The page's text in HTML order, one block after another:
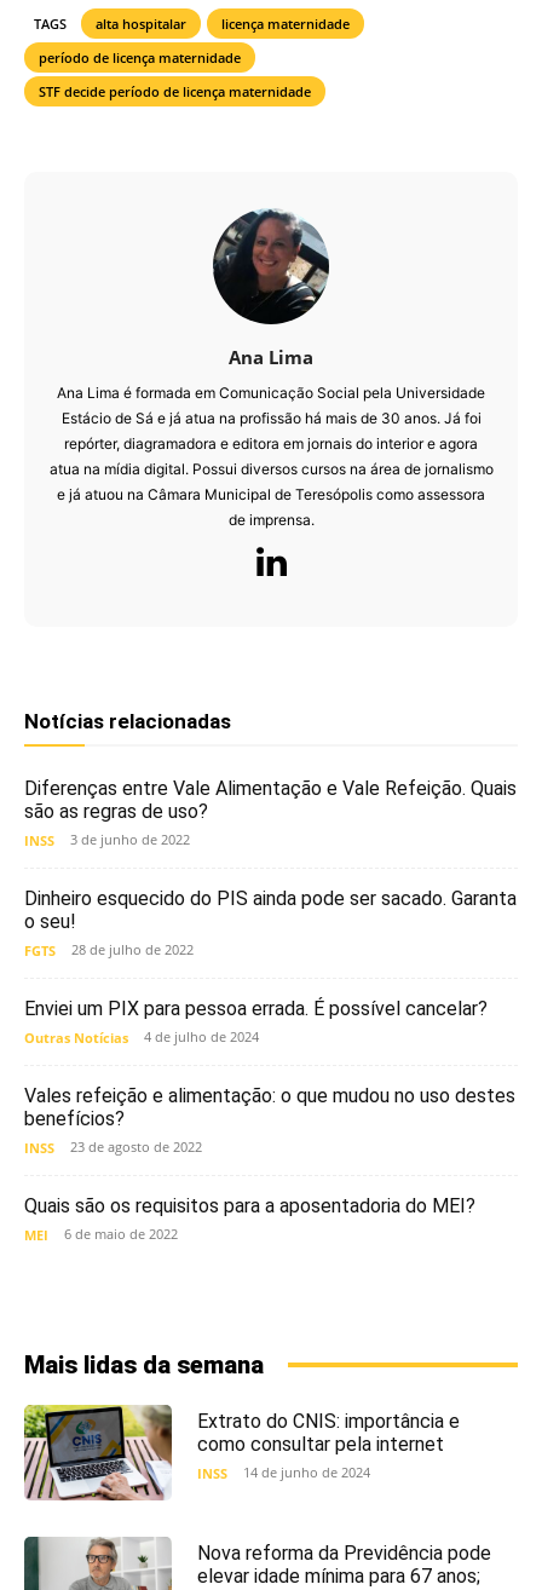
TAGS alta hospitalar
licença maternidade
período de licença maternidade
STF decide período de licença maternidade
Ana Lima
Ana Lima é formada em Comunicação Social pela Universidade
Estácio de Sá e já atua na profissão há mais de 30 anos. Já foi
repórter, diagramadora e editora em jornais do interior e agora
atua na mídia digital. Possui diversos cursos na área de jornalismo
e já atuou na Câmara Municipal de Teresópolis como assessora
de imprensa.
Notícias relacionadas
Diferenças entre Vale Alimentação e Vale Refeição. Quais
são as regras de uso?
INSS 3 de junho de 2022
Dinheiro esquecido do PIS ainda pode ser sacado. Garanta
o seu!
FGTS 28 de julho de 2022
Enviei um PIX para pessoa errada. É possível cancelar?
Outras Notícias 4 de julho de 2024
Vales refeição e alimentação: o que mudou no uso destes
benefícios?
INSS 23 de agosto de 2022
Quais são os requisitos para a aposentadoria do MEI?
MEI 6 de maio de 2022
Mais lidas da semana
Extrato do CNIS: importância e
como consultar pela internet
INSS 14 de junho de 2024
Nova reforma da Previdência pode
elevar idade mínima para 67 anos;